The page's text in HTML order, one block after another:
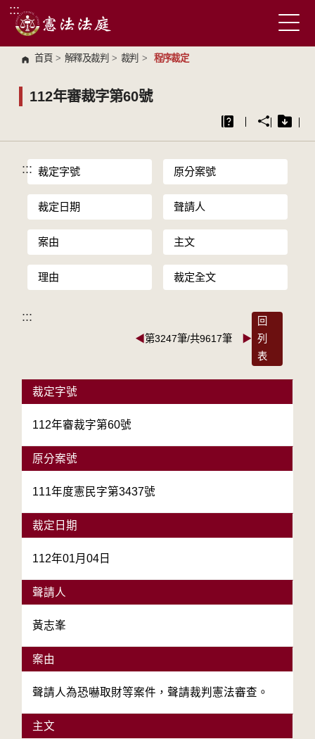
跳到主要內容區塊
:::
首頁 > 解釋及裁判 > 裁判 > 程序裁定
112年審裁字第60號
::: 裁定字號 原分案號
裁定日期 聲請人
案由 主文
理由 裁定全文
:::
◀第3247筆/共9617筆 ▶
回
列
表
裁定字號
112年審裁字第60號
原分案號
111年度憲民字第3437號
裁定日期
112年01月04日
聲請人
黃志峯
案由
聲請人為恐嚇取財等案件，聲請裁判憲法審查。
主文